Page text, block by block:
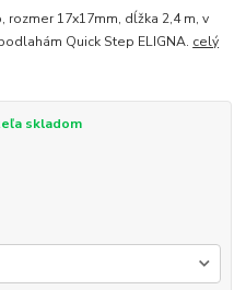
17x17mm, dĺžka 2,4 m, v
Quick Step ELIGNA. celý
skladom